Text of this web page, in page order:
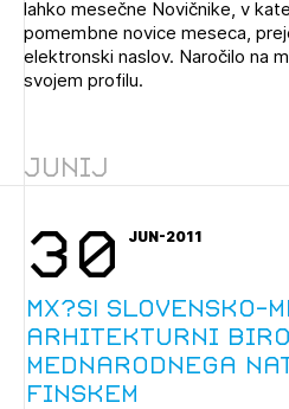
O ZAPS
POZABLJENO GESLO
REGISTRIRAJTE SE
lahko mesečne Novičnike, v
pomembne novice meseca,
elektronski naslov. Naročilo na
svojem profilu.
Junij
30 JUN-2011
MX?SI slovensko-
arhitekturni biro
mednarodnega
Finskem
Mesečni novičnik
Novičnik natečajev
Dnevne medijske objave
NAPREJ